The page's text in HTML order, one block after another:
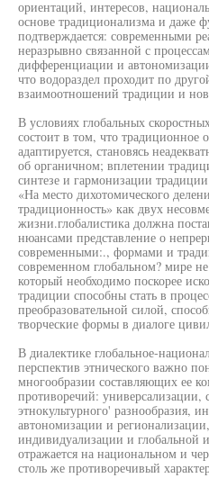
ориентаций, интересов,
основе традиционализма и даже
подтверждается: современными
неразрывно связанной с
дифференциации и
что водораздел проходит по
взаимоотношений традиции и
В условиях глобальных
состоит в том, что традиционное
адаптируется, становясь
об органичном; вплетении
синтезе и гармонизации
«На место дихотомического
традиционность» как двух
жизни.глобалистика должна
нюансами представление о
современными:., формами и
современном глобальном? мире
который необходимо поскорее
традиции способны стать в
преобразовательной силой,
творческие формы в диалоге
В диалектике глобальное-
перспектив этнического важно
многообразии составляющих ее
противоречий: универсализации,
этнокультурного' разнообразия,
автономизации и
индивидуализации и глобальной
отражается на национальном и
столь же противоречивый